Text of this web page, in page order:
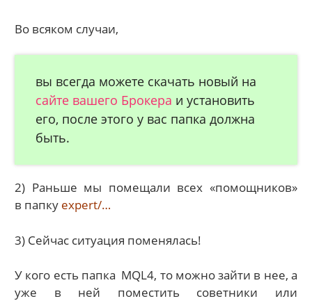
Во всяком случаи,
вы всегда можете скачать новый на
сайте вашего Брокера и установить
его, после этого у вас папка должна
быть.
2) Раньше мы помещали всех «помощников»
в папку expert/…
3) Сейчас ситуация поменялась!
У кого есть папка MQL4, то можно зайти в нее, а
уже в ней поместить советники или